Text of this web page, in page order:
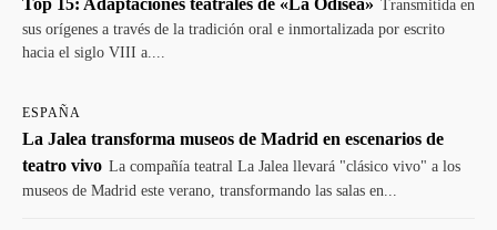
Top 15: Adaptaciones teatrales de «La Odisea» Transmitida en
sus orígenes a través de la tradición oral e inmortalizada por escrito
hacia el siglo VIII a....
ESPAÑA
La Jalea transforma museos de Madrid en escenarios de
teatro vivo La compañía teatral La Jalea llevará "clásico vivo" a los
museos de Madrid este verano, transformando las salas en...